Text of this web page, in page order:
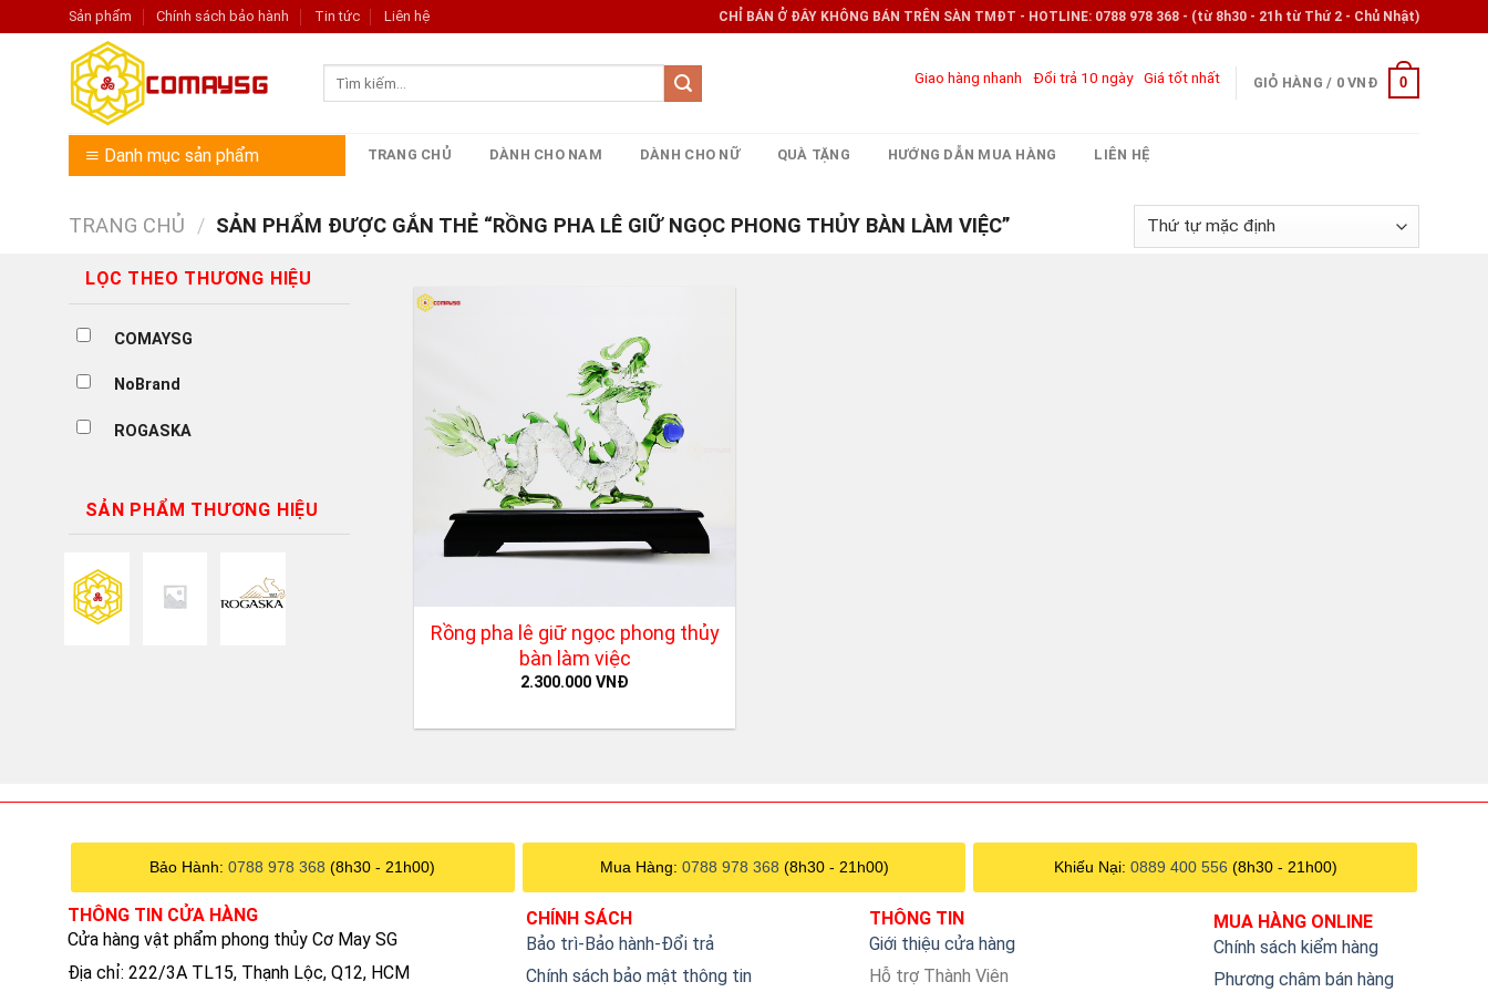
to
Sản phẩm Chính sách bảo hành Tin tức Liên hệ CHỈ BÁN Ở ĐÂY KHÔNG BÁN TRÊN SÀN TMĐT - HOTLINE: 0788 978 368 - (từ 8h30 - 21h từ Thứ 2 - Chủ Nhật)
Giao hàng nhanh Đổi trả 10 ngày Giá tốt nhất GIỎ HÀNG / 0VNĐ 0
Danh mục sản phẩm TRANG CHỦ DÀNH CHO NAM DÀNH CHO NỮ QUÀ TẶNG HƯỚNG DẪN MUA HÀNG LIÊN HỆ
TRANG CHỦ / SẢN PHẨM ĐƯỢC GẮN THẺ “RỒNG PHA LÊ GIỮ NGỌC PHONG THỦY BÀN LÀM VIỆC”
LỌC THEO THƯƠNG HIỆU
COMAYSG
NoBrand
ROGASKA
SẢN PHẨM THƯƠNG HIỆU
Rồng pha lê giữ ngọc phong thủy
bàn làm việc
2.300.000VNĐ
Bảo Hành:0788 978 368 (8h30 - 21h00) Mua Hàng: 0788 978 368 (8h30 - 21h00) Khiếu Nại: 0889 400 556 (8h30 - 21h00)
THÔNG TIN CỬA HÀNG
Cửa hàng vật phẩm phong thủy Cơ May SG
Địa chỉ: 222/3A TL15, Thạnh Lộc, Q12, HCM
CHÍNH SÁCH
Bảo trì-Bảo hành-Đổi trả
Chính sách bảo mật thông tin
THÔNG TIN
Giới thiệu cửa hàng
Hỗ trợ Thành Viên
MUA HÀNG ONLINE
Chính sách kiểm hàng
Phương châm bán hàng